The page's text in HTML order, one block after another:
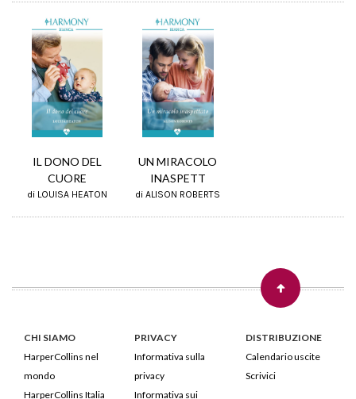
IL DONO DEL
CUORE
di LOUISA HEATON
UN MIRACOLO
INASPETT
di ALISON ROBERTS
CHI SIAMO
HarperCollins nel
mondo
HarperCollins Italia
PRIVACY
Informativa sulla
privacy
Informativa sui
DISTRIBUZIONE
Calendario uscite
Scrivici